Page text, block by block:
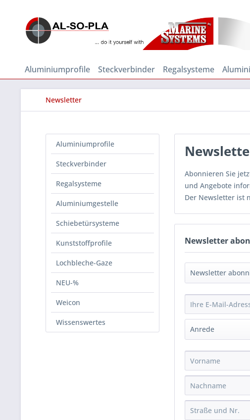
Aluminiumprofile Steckverbinder Regalsysteme
Newsletter
Aluminiumprofile
Steckverbinder
Regalsysteme
Aluminiumgestelle
Schiebetürsysteme
Kunststoffprofile
Lochbleche-Gaze
NEU-%
Weicon
Wissenswertes
Abonnieren Sie
und Angebote
Der Newsletter ist
Newsletter